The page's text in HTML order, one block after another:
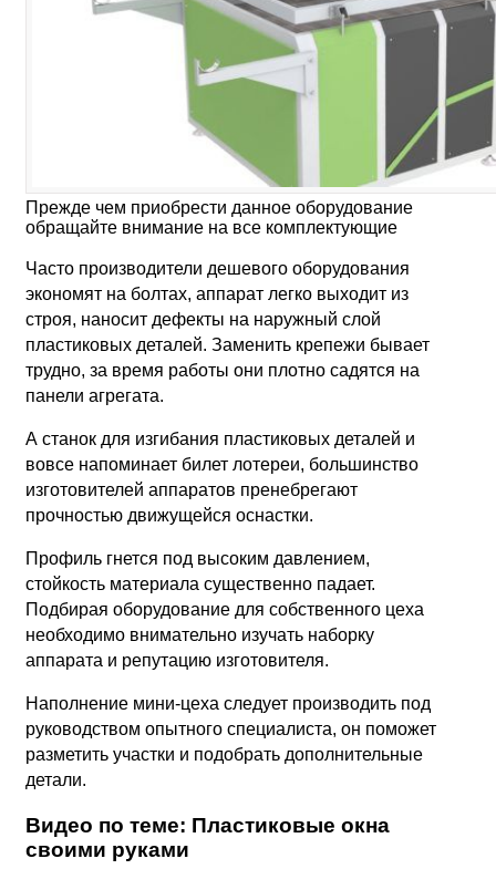
Прежде чем приобрести данное оборудование
обращайте внимание на все комплектующие
Часто производители дешевого оборудования
экономят на болтах, аппарат легко выходит из
строя, наносит дефекты на наружный слой
пластиковых деталей. Заменить крепежи бывает
трудно, за время работы они плотно садятся на
панели агрегата.
А станок для изгибания пластиковых деталей и
вовсе напоминает билет лотереи, большинство
изготовителей аппаратов пренебрегают
прочностью движущейся оснастки.
Профиль гнется под высоким давлением,
стойкость материала существенно падает.
Подбирая оборудование для собственного цеха
необходимо внимательно изучать наборку
аппарата и репутацию изготовителя.
Наполнение мини-цеха следует производить под
руководством опытного специалиста, он поможет
разметить участки и подобрать дополнительные
детали.
Видео по теме: Пластиковые окна
своими руками